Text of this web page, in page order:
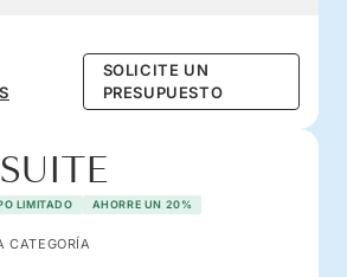
SOLICITE UN
PRESUPUESTO
LIMITADO AHORRE UN 20%
CATEGORÍA